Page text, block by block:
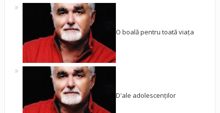
O boală pentru toată viața
D'ale adolescenților